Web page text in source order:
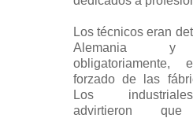
Los técnicos eran
Alemania y
forzado de las
Los
advirtieron